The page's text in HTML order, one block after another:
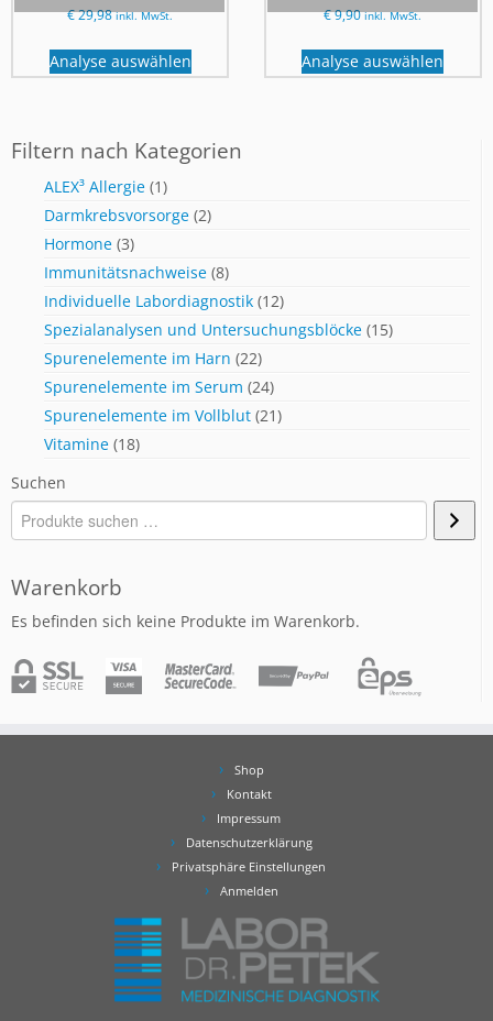
€29,98 inkl. MwSt.
Analyse auswählen
€9,90 inkl. MwSt.
Analyse auswählen
Filtern nach Kategorien
ALEX³ Allergie (1)
Darmkrebsvorsorge (2)
Hormone (3)
Immunitätsnachweise (8)
Individuelle Labordiagnostik (12)
Spezialanalysen und Untersuchungsblöcke (15)
Spurenelemente im Harn (22)
Spurenelemente im Serum (24)
Spurenelemente im Vollblut (21)
Vitamine (18)
Suchen
Warenkorb
Es befinden sich keine Produkte im Warenkorb.
Shop
Kontakt
Impressum
Datenschutzerklärung
Privatsphäre Einstellungen
Anmelden